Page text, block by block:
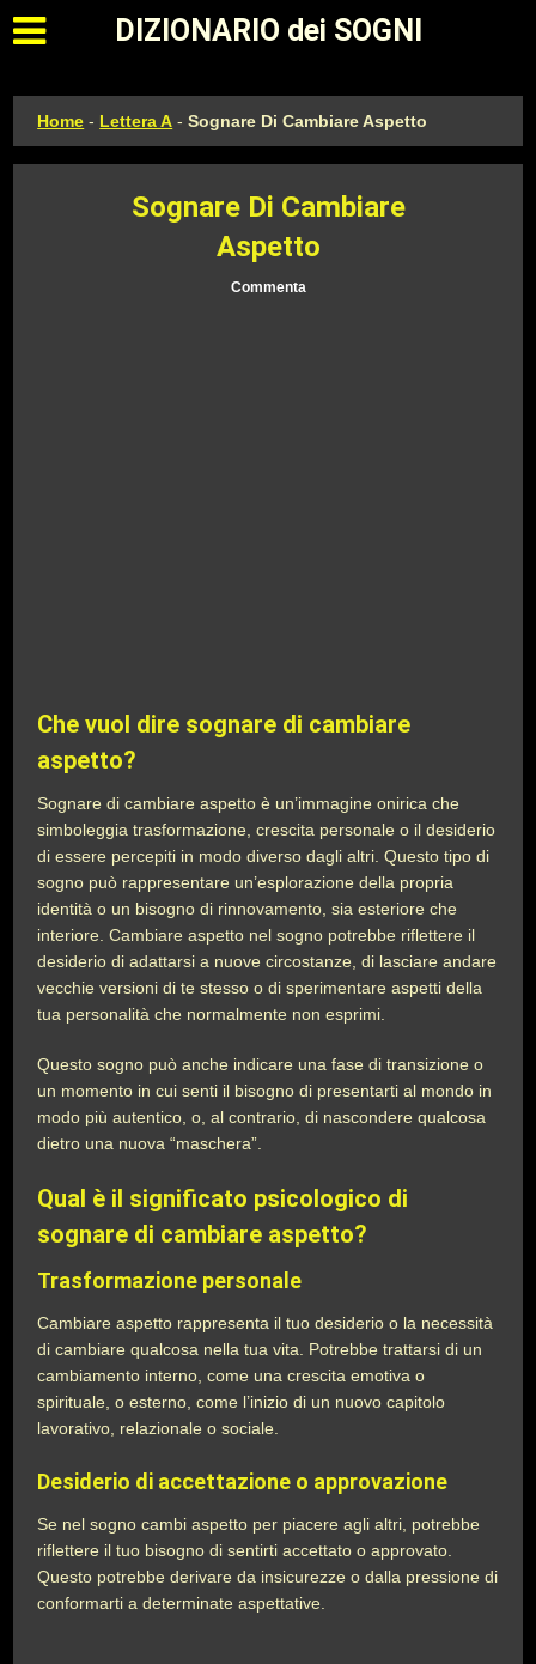
Apri il menu principale
DIZIONARIO dei SOGNI
Home - Lettera A -Sognare Di Cambiare Aspetto
Sognare Di Cambiare
Aspetto
Commenta
Che vuol dire sognare di cambiare
aspetto?
Sognare di cambiare aspetto è un’immagine onirica che
simboleggia trasformazione, crescita personale o il desiderio
di essere percepiti in modo diverso dagli altri. Questo tipo di
sogno può rappresentare un’esplorazione della propria
identità o un bisogno di rinnovamento, sia esteriore che
interiore. Cambiare aspetto nel sogno potrebbe riflettere il
desiderio di adattarsi a nuove circostanze, di lasciare andare
vecchie versioni di te stesso o di sperimentare aspetti della
tua personalità che normalmente non esprimi.
Questo sogno può anche indicare una fase di transizione o
un momento in cui senti il bisogno di presentarti al mondo in
modo più autentico, o, al contrario, di nascondere qualcosa
dietro una nuova “maschera”.
Qual è il significato psicologico di
sognare di cambiare aspetto?
Trasformazione personale
Cambiare aspetto rappresenta il tuo desiderio o la necessità
di cambiare qualcosa nella tua vita. Potrebbe trattarsi di un
cambiamento interno, come una crescita emotiva o
spirituale, o esterno, come l’inizio di un nuovo capitolo
lavorativo, relazionale o sociale.
Desiderio di accettazione o approvazione
Se nel sogno cambi aspetto per piacere agli altri, potrebbe
riflettere il tuo bisogno di sentirti accettato o approvato.
Questo potrebbe derivare da insicurezze o dalla pressione di
conformarti a determinate aspettative.